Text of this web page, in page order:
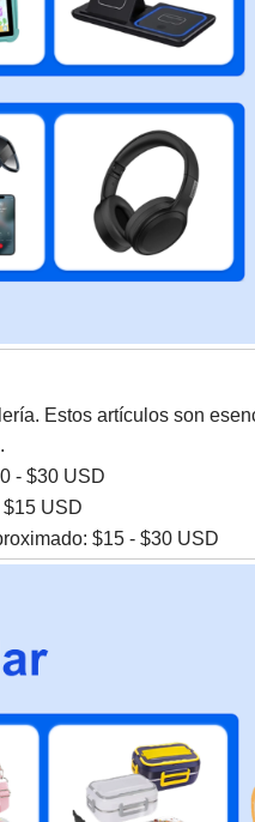
Estos artículos son
- $30 USD
USD
$15 - $30 USD